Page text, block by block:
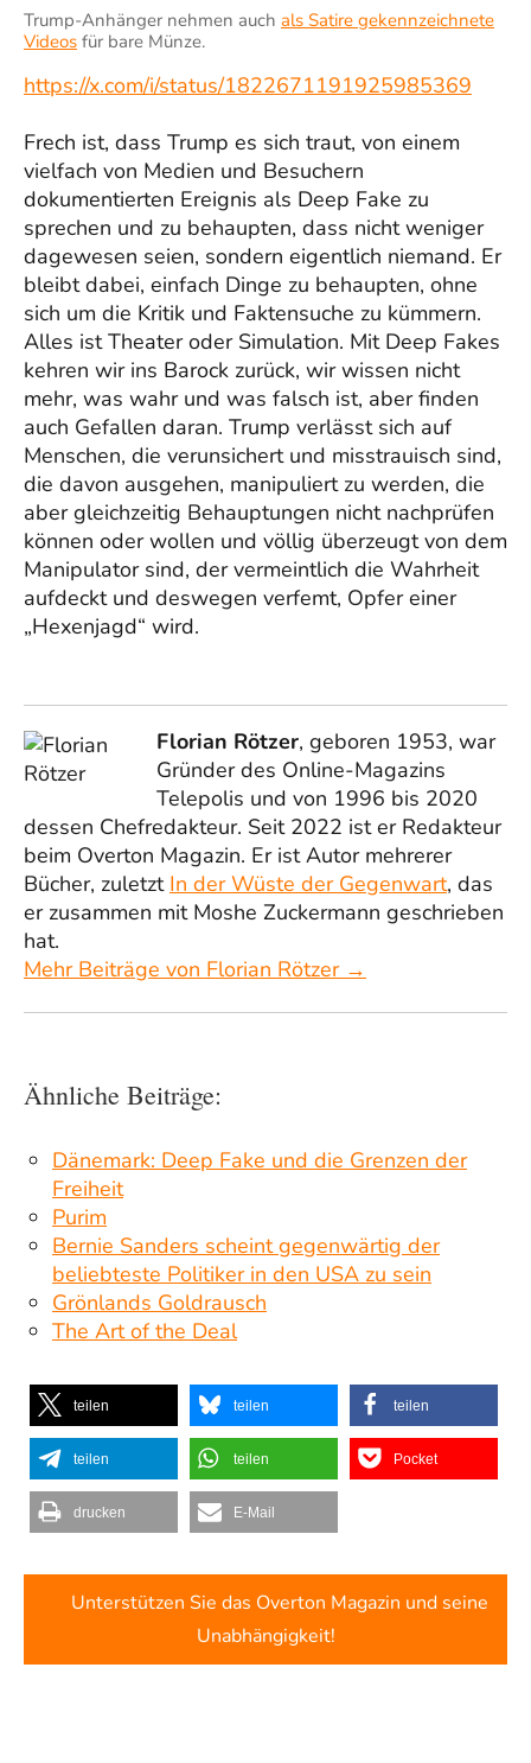
Trump-Anhänger nehmen auch als Satire gekennzeichnete
Videos für bare Münze.
https://x.com/i/status/1822671191925985369
Frech ist, dass Trump es sich traut, von einem
vielfach von Medien und Besuchern
dokumentierten Ereignis als Deep Fake zu
sprechen und zu behaupten, dass nicht weniger
dagewesen seien, sondern eigentlich niemand. Er
bleibt dabei, einfach Dinge zu behaupten, ohne
sich um die Kritik und Faktensuche zu kümmern.
Alles ist Theater oder Simulation. Mit Deep Fakes
kehren wir ins Barock zurück, wir wissen nicht
mehr, was wahr und was falsch ist, aber finden
auch Gefallen daran. Trump verlässt sich auf
Menschen, die verunsichert und misstrauisch sind,
die davon ausgehen, manipuliert zu werden, die
aber gleichzeitig Behauptungen nicht nachprüfen
können oder wollen und völlig überzeugt von dem
Manipulator sind, der vermeintlich die Wahrheit
aufdeckt und deswegen verfemt, Opfer einer
„Hexenjagd“ wird.
Florian Rötzer, geboren 1953, war
Gründer des Online-Magazins
Telepolis und von 1996 bis 2020
dessen Chefredakteur. Seit 2022 ist er Redakteur
beim Overton Magazin. Er ist Autor mehrerer
Bücher, zuletzt In der Wüste der Gegenwart, das
er zusammen mit Moshe Zuckermann geschrieben
hat.
Mehr Beiträge von Florian Rötzer →
Ähnliche Beiträge:
Dänemark: Deep Fake und die Grenzen der
Freiheit
Purim
Bernie Sanders scheint gegenwärtig der
beliebteste Politiker in den USA zu sein
Grönlands Goldrausch
The Art of the Deal
teilen teilen teilen
teilen teilen Pocket
drucken E-Mail
Unterstützen Sie das Overton Magazin und seine
Unabhängigkeit!